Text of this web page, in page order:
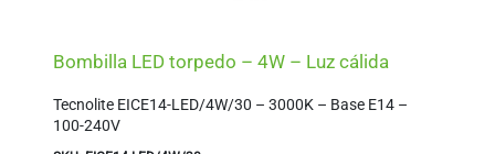
Bombilla LED torpedo – 4W – Luz cálida
Tecnolite EICE14-LED/4W/30 – 3000K – Base E14 –
100-240V